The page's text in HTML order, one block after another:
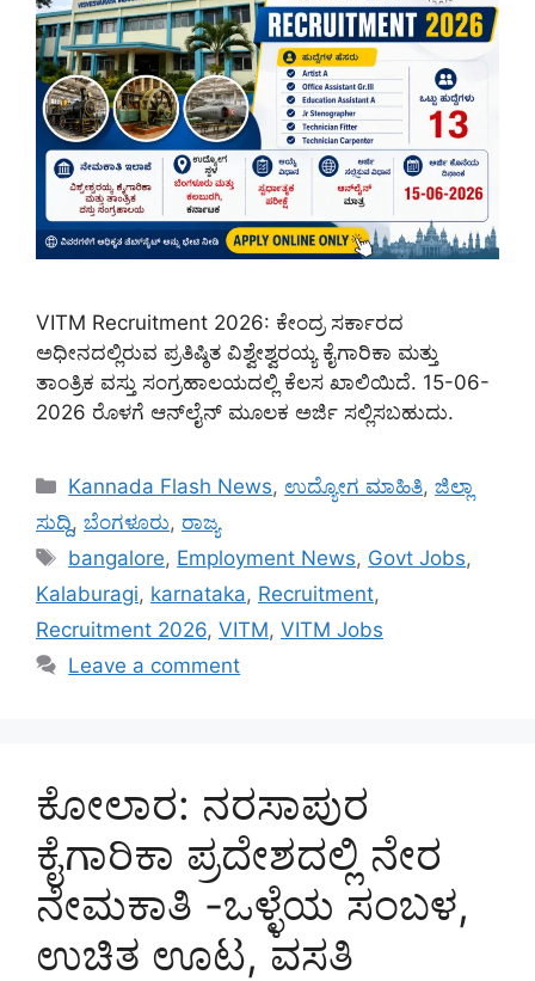
VITM Recruitment 2026: ಕೇಂದ್ರ ಸರ್ಕಾರದ
ಅಧೀನದಲ್ಲಿರುವ ಪ್ರತಿಷ್ಠಿತ ವಿಶ್ವೇಶ್ವರಯ್ಯ ಕೈಗಾರಿಕಾ ಮತ್ತು
ತಾಂತ್ರಿಕ ವಸ್ತು ಸಂಗ್ರಹಾಲಯದಲ್ಲಿ ಕೆಲಸ ಖಾಲಿಯಿದೆ. 15-06-
2026 ರೊಳಗೆ ಆನ್‌ಲೈನ್ ಮೂಲಕ ಅರ್ಜಿ ಸಲ್ಲಿಸಬಹುದು.
Categories
Kannada Flash News, ಉದ್ಯೋಗ ಮಾಹಿತಿ,ಜಿಲ್ಲಾ
ಸುದ್ದಿ, ಬೆಂಗಳೂರು, ರಾಜ್ಯ
Tags
bangalore, Employment News, Govt Jobs,
Kalaburagi, karnataka, Recruitment,
Recruitment 2026, VITM, VITM Jobs
Leave a comment
ಕೋಲಾರ: ನರಸಾಪುರ
ಕೈಗಾರಿಕಾ ಪ್ರದೇಶದಲ್ಲಿ ನೇರ
ನೇಮಕಾತಿ -ಒಳ್ಳೆಯ ಸಂಬಳ,
ಉಚಿತ ಊಟ, ವಸತಿ